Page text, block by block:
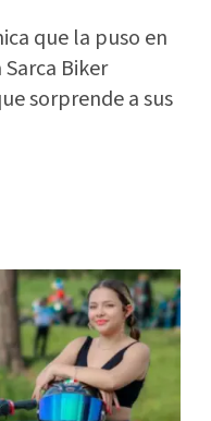
que la puso en
Biker
sorprende a sus